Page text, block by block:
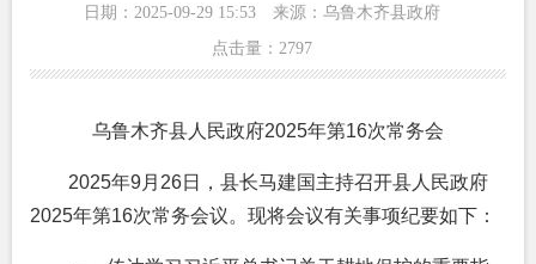
日期：2025-09-29 15:53
来源：乌鲁木齐县政府
点击量： 2797
乌鲁木齐县人民政府2025年第16次常务会
2025年9月26日，县长马建国主持召开县人民政府
2025年第16次常务会议。现将会议有关事项纪要如下：